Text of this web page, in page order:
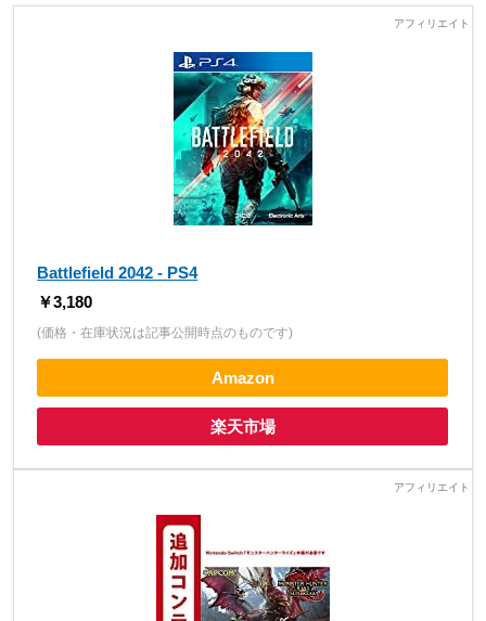
Battlefield 2042 - PS4
￥3,180
(価格・在庫状況は記事公開時点のものです)
Amazon
楽天市場